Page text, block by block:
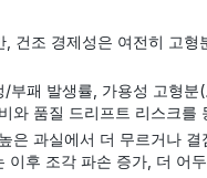
건조 경제성은 여전히 고
패 발생률, 가용성 고형
와 품질 드리프트 리스크를
은 과실에서 더 무르거나
후 조각 파손 증가, 더 어